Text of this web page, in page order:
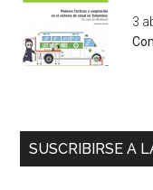
3
SUSCRIBIRSE A